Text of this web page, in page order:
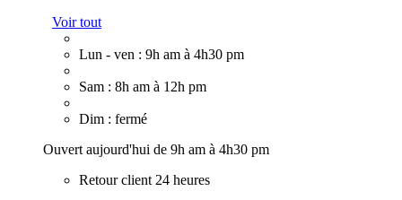
Voir tout
Lun - ven : 9h am à 4h30 pm
Sam : 8h am à 12h pm
Dim : fermé
Ouvert aujourd'hui de 9h am à 4h30 pm
Retour client 24 heures